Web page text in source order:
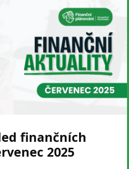
finančních
2025